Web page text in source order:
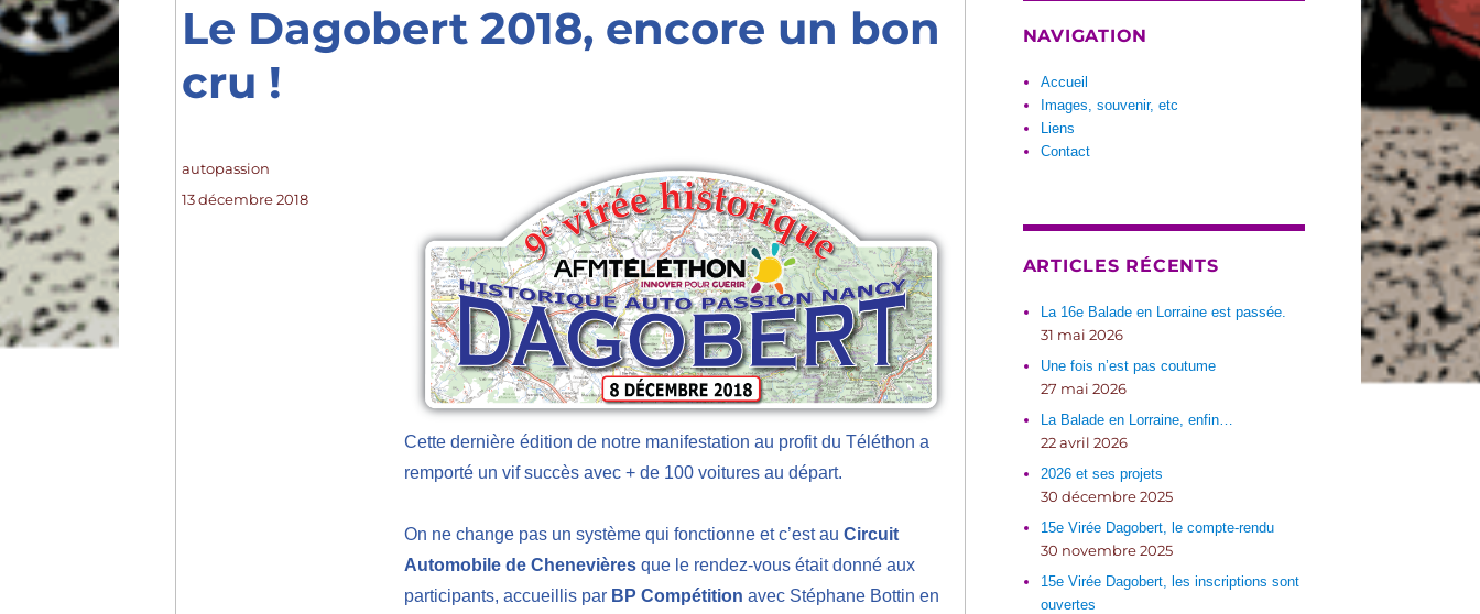
Le Dagobert 2018, encore un bon
cru !
Cette dernière édition de notre manifestation au profit du Téléthon a
remporté un vif succès avec + de 100 voitures au départ.
On ne change pas un système qui fonctionne et c’est au Circuit
Automobile de Chenevièresque le rendez-vous était donné aux
participants, accueillis par BP Compétition avec Stéphane Bottin en
Auteur
autopassion
Publié
13 décembre 2018
NAVIGATION
Accueil
Images, souvenir, etc
Liens
Contact
ARTICLES RÉCENTS
La 16e Balade en Lorraine est passée.
31 mai 2026
Une fois n’est pas coutume
27 mai 2026
La Balade en Lorraine, enfin…
22 avril 2026
2026 et ses projets
30 décembre 2025
15e Virée Dagobert, le compte-rendu
30 novembre 2025
15e Virée Dagobert, les inscriptions sont
ouvertes